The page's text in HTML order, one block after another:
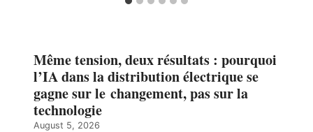
Même tension, deux résultats : pourquoi
l’IA dans la distribution électrique se
gagne sur le changement, pas sur la
technologie
August 5, 2026